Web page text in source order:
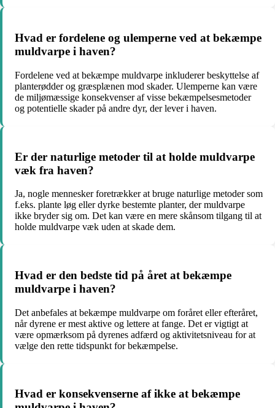
Hvad er fordelene og ulemperne ved at bekæmpe
muldvarpe i haven?
Fordelene ved at bekæmpe muldvarpe inkluderer beskyttelse af
planterødder og græsplænen mod skader. Ulemperne kan være
de miljømæssige konsekvenser af visse bekæmpelsesmetoder
og potentielle skader på andre dyr, der lever i haven.
Er der naturlige metoder til at holde muldvarpe
væk fra haven?
Ja, nogle mennesker foretrækker at bruge naturlige metoder som
f.eks. plante løg eller dyrke bestemte planter, der muldvarpe
ikke bryder sig om. Det kan være en mere skånsom tilgang til at
holde muldvarpe væk uden at skade dem.
Hvad er den bedste tid på året at bekæmpe
muldvarpe i haven?
Det anbefales at bekæmpe muldvarpe om foråret eller efteråret,
når dyrene er mest aktive og lettere at fange. Det er vigtigt at
være opmærksom på dyrenes adfærd og aktivitetsniveau for at
vælge den rette tidspunkt for bekæmpelse.
Hvad er konsekvenserne af ikke at bekæmpe